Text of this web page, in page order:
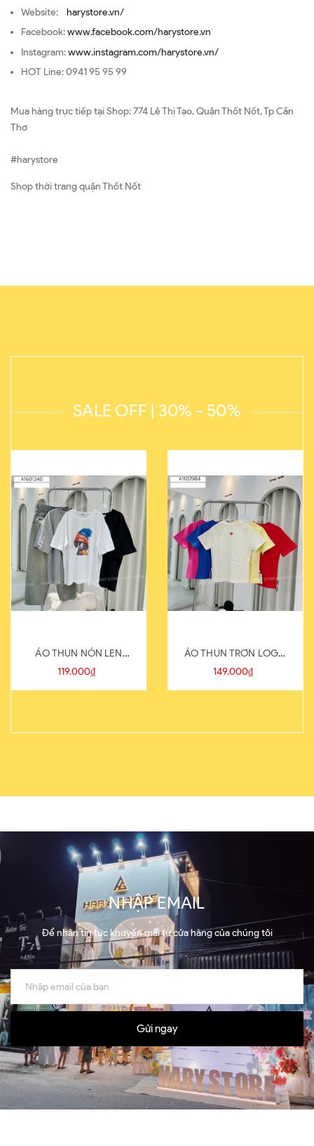
Website: harystore.vn/
Facebook:www.facebook.com/harystore.vn
Instagram:www.instagram.com/harystore.vn/
HOT Line: 0941 95 95 99
Mua hàng trực tiếp tại Shop: 774 Lê Thị Tạo, Quận Thốt Nốt, Tp Cần
Thơ
#harystore
Shop thời trang quận Thốt Nốt
SALE OFF | 30% - 50%
ÁO THUN NÓN LEN
821-1
119.000₫
ÁO THUN TRƠN LOGO
SAU
149.000₫
NHẬP EMAIL
Để nhận tin tức khuyến mãi từ cửa hàng của chúng tôi
Gửi ngay